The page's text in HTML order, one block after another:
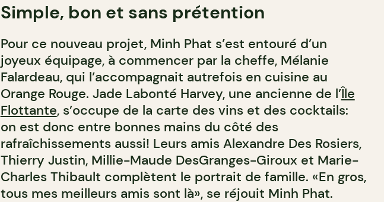
Simple, bon et sans prétention
Pour ce nouveau projet, Minh Phat s’est entouré d’un
joyeux équipage, à commencer par la cheffe, Mélanie
Falardeau, qui l’accompagnait autrefois en cuisine au
Orange Rouge. Jade Labonté Harvey, une ancienne de l’Île
Flottante, s’occupe de la carte des vins et des cocktails:
on est donc entre bonnes mains du côté des
rafraîchissements aussi! Leurs amis Alexandre Des Rosiers,
Thierry Justin, Millie-Maude DesGranges-Giroux et Marie-
Charles Thibault complètent le portrait de famille. «En gros,
tous mes meilleurs amis sont là», se réjouit Minh Phat.